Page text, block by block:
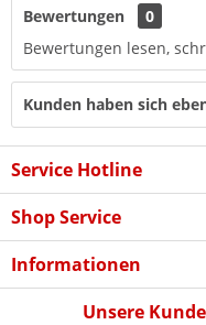
Bewertungen
0
Bewertungen lesen,
Kunden haben sich
Service Hotline
Shop Service
Informationen
Unsere